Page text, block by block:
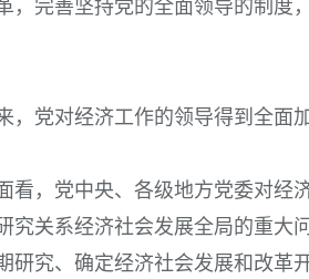
，完善坚持党的全面领导的制度
，党对经济工作的领导得到全面加
看，党中央、各级地方党委对经
究关系经济社会发展全局的重大
研究、确定经济社会发展和改革